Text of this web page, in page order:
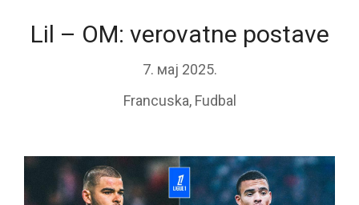
Lil – OM: verovatne postave
7. мај 2025.
Francuska, Fudbal